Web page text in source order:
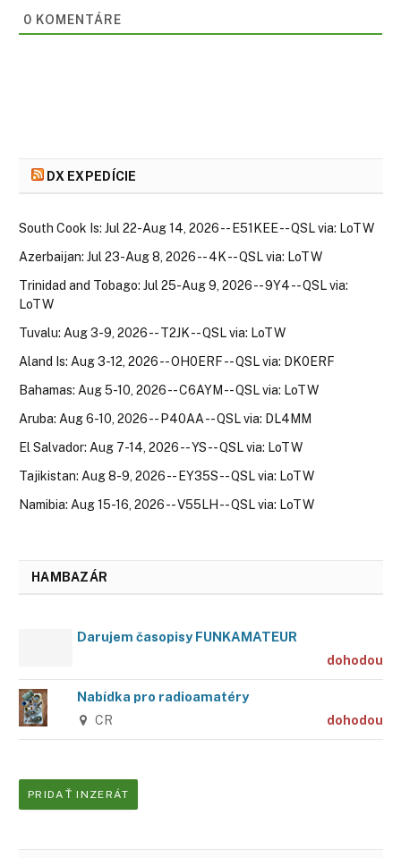
0 KOMENTÁRE
DX EXPEDÍCIE
South Cook Is: Jul 22-Aug 14, 2026 -- E51KEE -- QSL via: LoTW
Azerbaijan: Jul 23-Aug 8, 2026 -- 4K -- QSL via: LoTW
Trinidad and Tobago: Jul 25-Aug 9, 2026 -- 9Y4 -- QSL via:
LoTW
Tuvalu: Aug 3-9, 2026 -- T2JK -- QSL via: LoTW
Aland Is: Aug 3-12, 2026 -- OH0ERF -- QSL via: DK0ERF
Bahamas: Aug 5-10, 2026 -- C6AYM -- QSL via: LoTW
Aruba: Aug 6-10, 2026 -- P40AA -- QSL via: DL4MM
El Salvador: Aug 7-14, 2026 -- YS -- QSL via: LoTW
Tajikistan: Aug 8-9, 2026 -- EY35S -- QSL via: LoTW
Namibia: Aug 15-16, 2026 -- V55LH -- QSL via: LoTW
HAMBAZÁR
Darujem časopisy FUNKAMATEUR
dohodou
Nabídka pro radioamatéry
CR dohodou
PRIDAŤ INZERÁT